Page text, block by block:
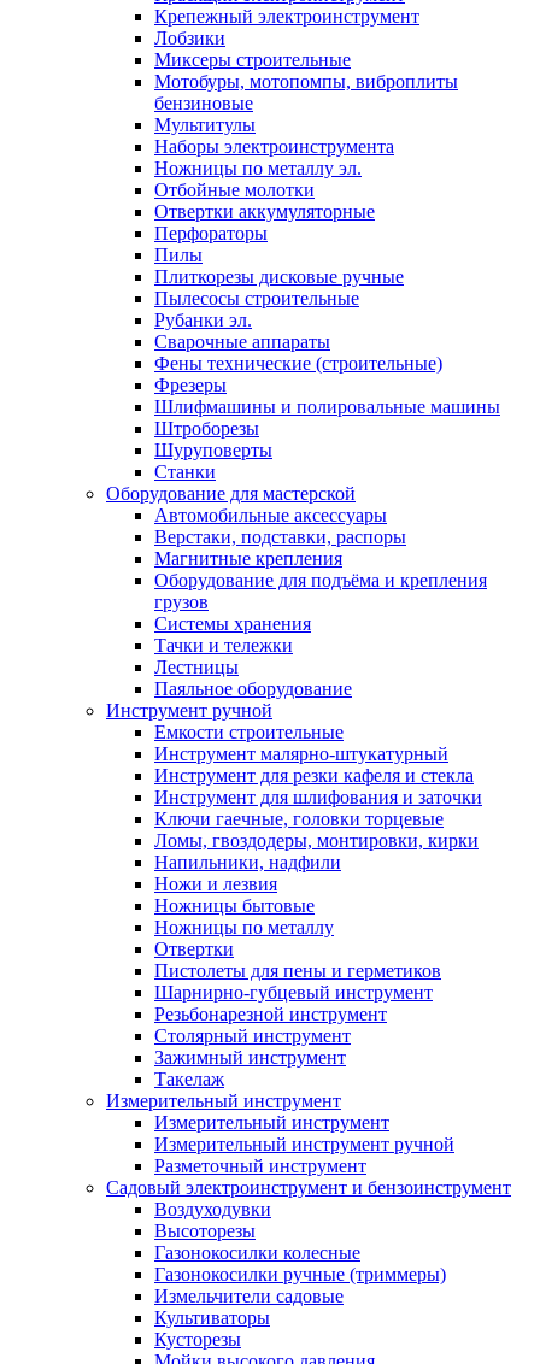
Крепежный электроинструмент
Лобзики
Миксеры строительные
Мотобуры, мотопомпы, виброплиты
бензиновые
Мультитулы
Наборы электроинструмента
Ножницы по металлу эл.
Отбойные молотки
Отвертки аккумуляторные
Перфораторы
Пилы
Плиткорезы дисковые ручные
Пылесосы строительные
Рубанки эл.
Сварочные аппараты
Фены технические (строительные)
Фрезеры
Шлифмашины и полировальные машины
Штроборезы
Шуруповерты
Станки
Оборудование для мастерской
Автомобильные аксессуары
Верстаки, подставки, распоры
Магнитные крепления
Оборудование для подъёма и крепления
грузов
Системы хранения
Тачки и тележки
Лестницы
Паяльное оборудование
Инструмент ручной
Емкости строительные
Инструмент малярно-штукатурный
Инструмент для резки кафеля и стекла
Инструмент для шлифования и заточки
Ключи гаечные, головки торцевые
Ломы, гвоздодеры, монтировки, кирки
Напильники, надфили
Ножи и лезвия
Ножницы бытовые
Ножницы по металлу
Отвертки
Пистолеты для пены и герметиков
Шарнирно-губцевый инструмент
Резьбонарезной инструмент
Столярный инструмент
Зажимный инструмент
Такелаж
Измерительный инструмент
Измерительный инструмент
Измерительный инструмент ручной
Разметочный инструмент
Садовый электроинструмент и бензоинструмент
Воздуходувки
Высоторезы
Газонокосилки колесные
Газонокосилки ручные (триммеры)
Измельчители садовые
Культиваторы
Кусторезы